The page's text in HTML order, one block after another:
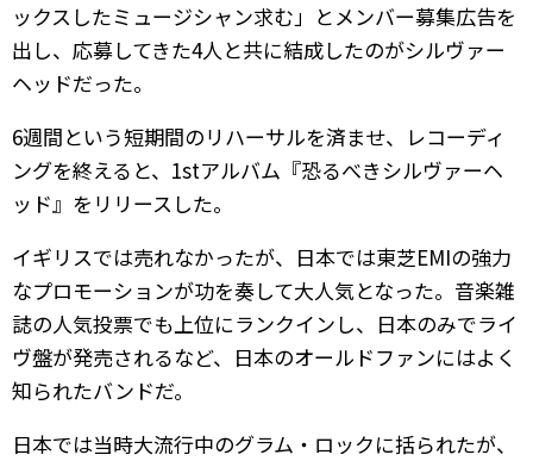
ックスしたミュージシャン求む」とメンバー募集広告を
出し、応募してきた4人と共に結成したのがシルヴァー
ヘッドだった。
6週間という短期間のリハーサルを済ませ、レコーディ
ングを終えると、1stアルバム『恐るべきシルヴァーヘ
ッド』をリリースした。
イギリスでは売れなかったが、日本では東芝EMIの強力
なプロモーションが功を奏して大人気となった。音楽雑
誌の人気投票でも上位にランクインし、日本のみでライ
ヴ盤が発売されるなど、日本のオールドファンにはよく
知られたバンドだ。
日本では当時大流行中のグラム・ロックに括られたが、